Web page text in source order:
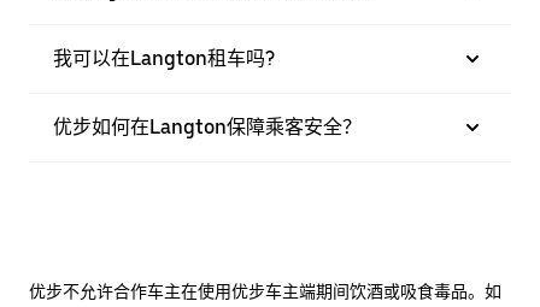
我可以在Langton租车吗?
优步如何在Langton保障乘客安全？
优步不允许合作车主在使用优步车主端期间饮酒或吸食毒品。如